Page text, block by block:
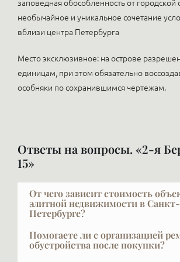
заповедная обособленность от
необычайное и уникальное сочетание
вблизи центра Петербурга
Место эксклюзивное: на острове
единицам, при этом обязательно
особняки по сохранившимся чертежам.
Ответы на вопросы. «2-я
15»
От чего зависит стоимость
элитной недвижимости в Санкт-
Петербурге?
Как известно, главное — место, место
место. Дорогих мест немного,
Помогаете ли с организацией
обустройства после покупки?